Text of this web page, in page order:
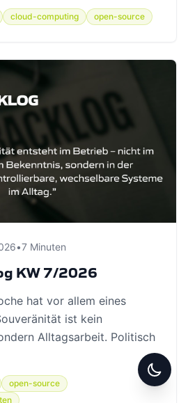
cloud-computing open-source
•7 Minuten
KW 7/2026
hat vor allem eines
ist kein
Alltagsarbeit. Politisch
open-source